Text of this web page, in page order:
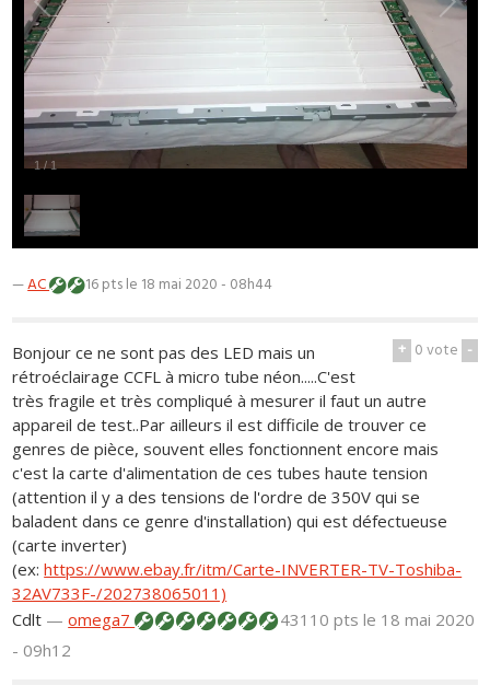
1 / 1
—AC 16 ptsle 18 mai 2020 - 08h44
+ 0vote -
Bonjour ce ne sont pas des LED mais un
rétroéclairage CCFL à micro tube néon.....C'est
très fragile et très compliqué à mesurer il faut un autre
appareil de test..Par ailleurs il est difficile de trouver ce
genres de pièce, souvent elles fonctionnent encore mais
c'est la carte d'alimentation de ces tubes haute tension
(attention il y a des tensions de l'ordre de 350V qui se
baladent dans ce genre d'installation) qui est défectueuse
(carte inverter)
(ex:https://www.ebay.fr/itm/Carte-INVERTER-TV-Toshiba-
32AV733F-/202738065011)
Cdlt —omega7 43110 ptsle 18 mai 2020
- 09h12